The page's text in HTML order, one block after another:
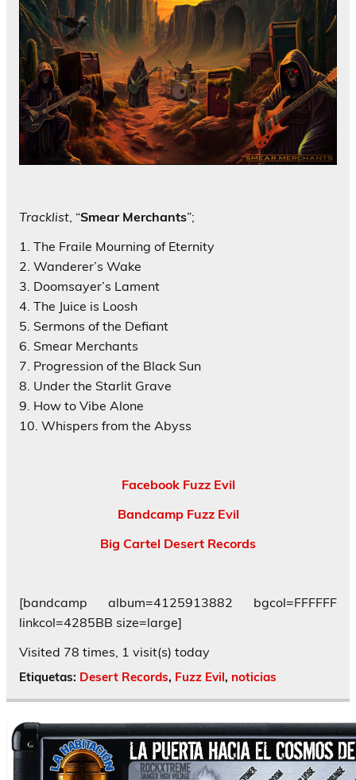
Tracklist, “Smear Merchants”;
1. The Fraile Mourning of Eternity
2. Wanderer’s Wake
3. Doomsayer’s Lament
4. The Juice is Loosh
5. Sermons of the Defiant
6. Smear Merchants
7. Progression of the Black Sun
8. Under the Starlit Grave
9. How to Vibe Alone
10. Whispers from the Abyss
Facebook Fuzz Evil
Bandcamp Fuzz Evil
Big Cartel Desert Records
[bandcamp album=4125913882 bgcol=FFFFFF
linkcol=4285BB size=large]
Visited 78 times, 1 visit(s) today
Etiquetas: Desert Records, Fuzz Evil, noticias